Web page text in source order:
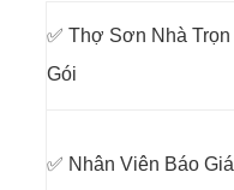
✅ Thợ Sơn Nhà Trọn
Gói
✅ Nhân Viên Báo Giá